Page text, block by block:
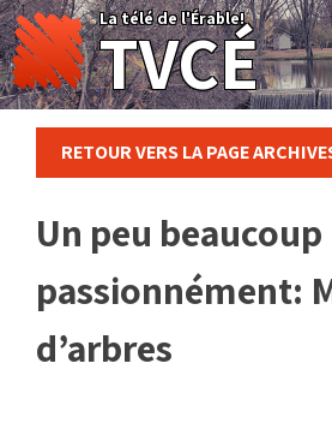
Skip
to
content
La télé de l'Érable!
TVCÉ
RETOUR VERS LA PAGE
Un peu beaucoup
passionnément:
d’arbres